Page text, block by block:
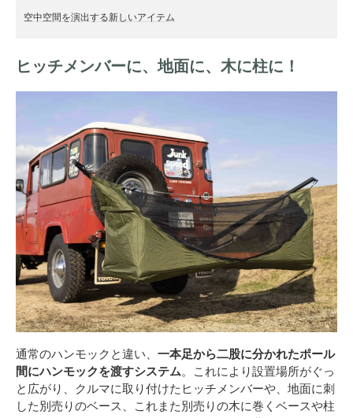
空中空間を演出する新しいアイテム
ヒッチメンバーに、地面に、木に柱に！
通常のハンモックと違い、 一本足から二股に分かれたポール
間にハンモックを渡すシステム。これにより設置場所がぐっ
と広がり、クルマに取り付けたヒッチメンバーや、地面に刺
した別売りのベース、これまた別売りの木に巻くベースや柱